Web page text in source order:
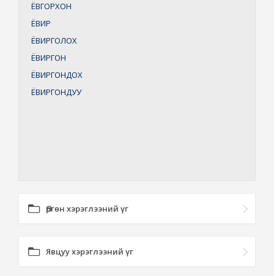
ЁВГОРХОН
ЁВИР
ЁВИРГОЛОХ
ЁВИРГОН
ЁВИРГОНДОХ
ЁВИРГОНДУУ
Өргөн хэрэглээний үг
Явцуу хэрэглээний үг